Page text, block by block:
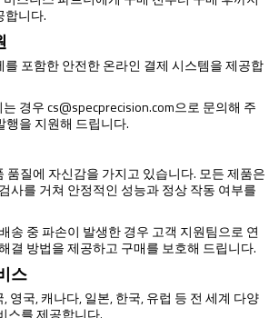
합니다.
포함한 안전한 온라인 결제 시스템을 제공합
경우cs@specprecision.com으로 문의해 주
행을 지원해 드립니다.
품질에 자신감을 가지고 있습니다. 모든 제품은
사를 거쳐 안정적인 성능과 정상 작동 여부를
송 중 파손이 발생한 경우 고객 지원팀으로 연
결 방법을 제공하고 구매를 보호해 드립니다.
스
, 영국, 캐나다, 일본, 한국, 유럽 등 전 세계 다양
스를 제공합니다.